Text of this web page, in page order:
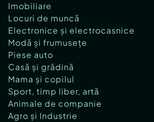
Imobiliare
Locuri de muncă
Electronice și electrocasnice
Modă și frumusețe
Piese auto
Casă și grădină
Mama și copilul
Sport, timp liber, artă
Animale de companie
Agro și Industrie